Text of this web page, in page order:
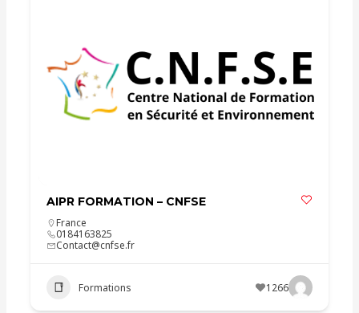
AIPR FORMATION – CNFSE
France
0184163825
Contact@cnfse.fr
Formations 1266